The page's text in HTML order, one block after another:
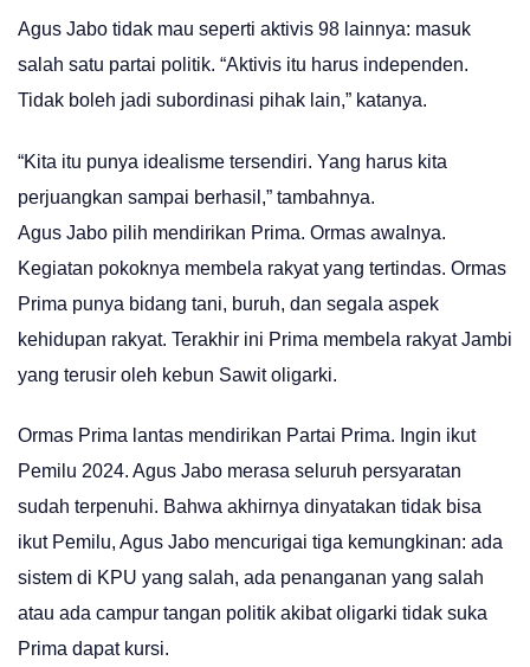
Agus Jabo tidak mau seperti aktivis 98 lainnya: masuk
salah satu partai politik. “Aktivis itu harus independen.
Tidak boleh jadi subordinasi pihak lain,” katanya.
“Kita itu punya idealisme tersendiri. Yang harus kita
perjuangkan sampai berhasil,” tambahnya.
Agus Jabo pilih mendirikan Prima. Ormas awalnya.
Kegiatan pokoknya membela rakyat yang tertindas. Ormas
Prima punya bidang tani, buruh, dan segala aspek
kehidupan rakyat. Terakhir ini Prima membela rakyat Jambi
yang terusir oleh kebun Sawit oligarki.
Ormas Prima lantas mendirikan Partai Prima. Ingin ikut
Pemilu 2024. Agus Jabo merasa seluruh persyaratan
sudah terpenuhi. Bahwa akhirnya dinyatakan tidak bisa
ikut Pemilu, Agus Jabo mencurigai tiga kemungkinan: ada
sistem di KPU yang salah, ada penanganan yang salah
atau ada campur tangan politik akibat oligarki tidak suka
Prima dapat kursi.